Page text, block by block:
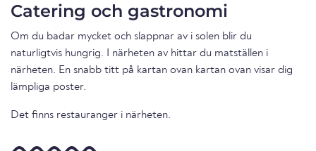
Catering och gastronomi
Om du badar mycket och slappnar av i solen blir du
naturligtvis hungrig. I närheten av hittar du matställen i
närheten. En snabb titt på kartan ovan kartan ovan visar dig
lämpliga poster.
Det finns restauranger i närheten.